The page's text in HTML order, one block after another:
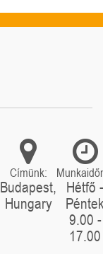
Címünk:
Budapest,
Hungary
Hétfő -
9.00 -
17.00